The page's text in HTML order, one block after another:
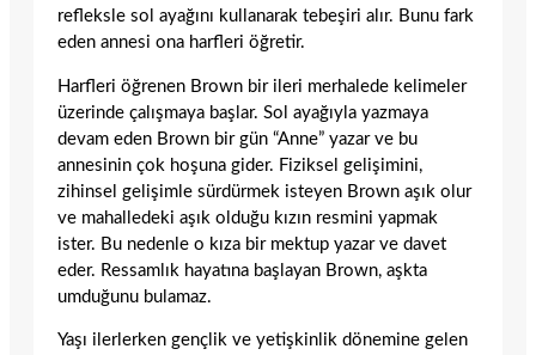
refleksle sol ayağını kullanarak tebeşiri alır. Bunu fark
eden annesi ona harfleri öğretir.
Harfleri öğrenen Brown bir ileri merhalede kelimeler
üzerinde çalışmaya başlar. Sol ayağıyla yazmaya
devam eden Brown bir gün “Anne” yazar ve bu
annesinin çok hoşuna gider. Fiziksel gelişimini,
zihinsel gelişimle sürdürmek isteyen Brown aşık olur
ve mahalledeki aşık olduğu kızın resmini yapmak
ister. Bu nedenle o kıza bir mektup yazar ve davet
eder. Ressamlık hayatına başlayan Brown, aşkta
umduğunu bulamaz.
Yaşı ilerlerken gençlik ve yetişkinlik dönemine gelen